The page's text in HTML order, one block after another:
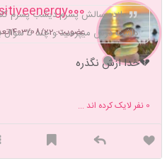
عضویت: 1403/08/22
یازده سالش پسرم دیشب پسرم
داشت درس میپرسید و چند تا سوال
💔خدا ازش نگذره
0 نفر لایک کرده اند ...